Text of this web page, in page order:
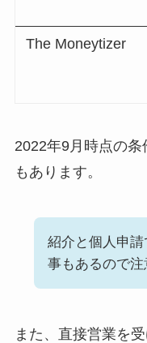
The Moneytizer
2022年9月時点の
もあります。
紹介と個人申
事もあるので注
また、直接営業を